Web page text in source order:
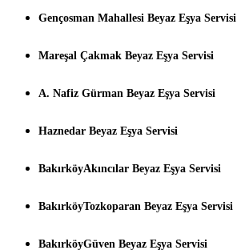
Gençosman Mahallesi Beyaz Eşya Servisi
Mareşal Çakmak Beyaz Eşya Servisi
A. Nafiz Gürman Beyaz Eşya Servisi
Haznedar Beyaz Eşya Servisi
BakırköyAkıncılar Beyaz Eşya Servisi
BakırköyTozkoparan Beyaz Eşya Servisi
BakırköyGüven Beyaz Eşya Servisi